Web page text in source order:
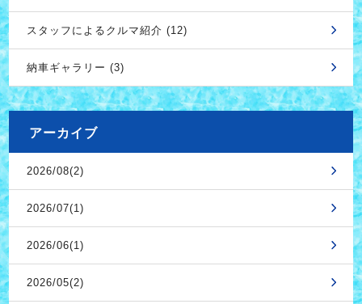
スタッフによるクルマ紹介 (12)
納車ギャラリー (3)
アーカイブ
2026/08(2)
2026/07(1)
2026/06(1)
2026/05(2)